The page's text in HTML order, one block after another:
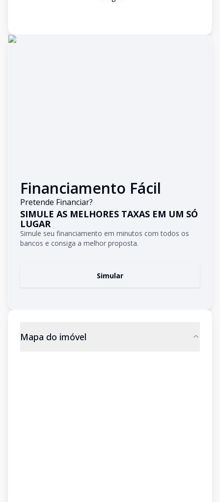
Financiamento Fácil
Pretende Financiar?
SIMULE AS MELHORES TAXAS EM UM SÓ
LUGAR
Simule seu financiamento em minutos com todos os
bancos e consiga a melhor proposta.
Simular
Mapa do imóvel